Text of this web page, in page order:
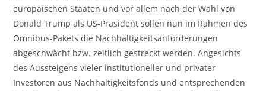
europäischen Staaten und vor allem nach der Wahl von
Donald Trump als US-Präsident sollen nun im Rahmen des
Omnibus-Pakets die Nachhaltigkeitsanforderungen
abgeschwächt bzw. zeitlich gestreckt werden. Angesichts
des Aussteigens vieler institutioneller und privater
Investoren aus Nachhaltigkeitsfonds und entsprechenden